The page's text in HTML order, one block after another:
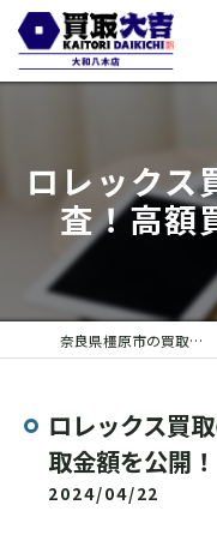
ロレックス
査！高額
奈良県橿原市の買取なら買取大吉 大和八木店
ロレックス買
取金額を公開！
2024/04/22